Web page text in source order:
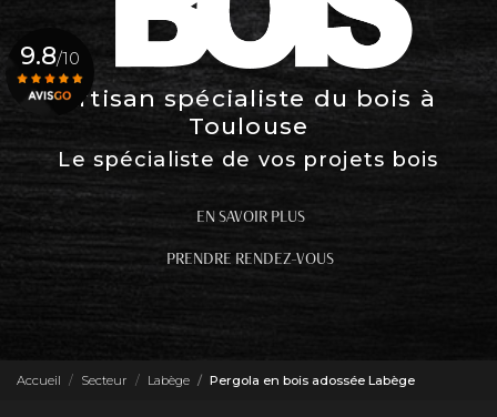
Artisan spécialiste du bois à
Toulouse
Le spécialiste de vos projets bois
EN SAVOIR PLUS
PRENDRE RENDEZ-VOUS
9.8/10
Accueil Secteur Labège Pergola en bois adossée Labège